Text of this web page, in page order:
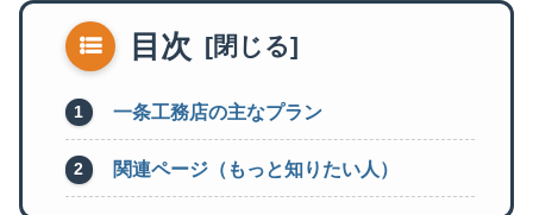
目次
一条工務店の主なプラン
関連ページ（もっと知りたい人）